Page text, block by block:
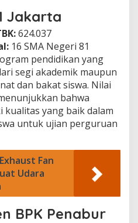
Jakarta
624.037
16 SMA Negeri 81
pendidikan yang
segi akademik maupun
dan bakat siswa. Nilai
bahwa
kualitas yang baik dalam
untuk ujian perguruan
Fan
Udara
BPK Penabur